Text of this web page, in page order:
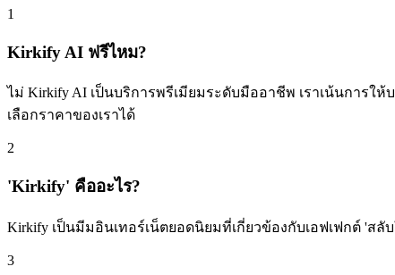
1
Kirkify AI ฟรีไหม?
ไม่ Kirkify AI เป็นบริการพรีเมียมระดับมืออาชีพ เราเน้นการ
เลือกราคาของเราได้
2
'Kirkify' คืออะไร?
Kirkify เป็นมีมอินเทอร์เน็ตยอดนิยมที่เกี่ยวข้องกับเอฟเฟกต์ 'ส
3